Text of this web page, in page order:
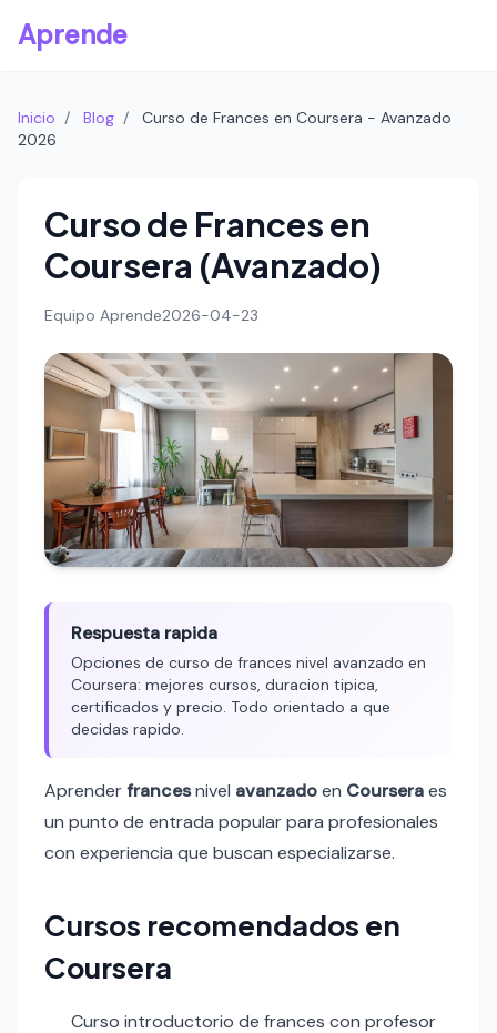
Aprende
Inicio / Blog /
Curso de Frances en Coursera - Avanzado
2026
Curso de Frances en
Coursera (Avanzado)
Equipo Aprende2026-04-23
Respuesta rapida
Opciones de curso de frances nivel avanzado en
Coursera: mejores cursos, duracion tipica,
certificados y precio. Todo orientado a que
decidas rapido.
Aprenderfrancesnivel avanzadoen Courseraes
un punto de entrada popular para profesionales
con experiencia que buscan especializarse.
Cursos recomendados en
Coursera
Curso introductorio de frances con profesor